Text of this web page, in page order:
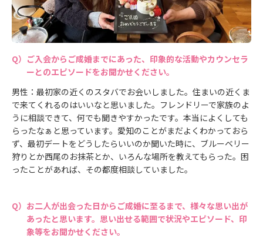
ご入会からご成婚までにあった、印象的な活動やカウンセラ
ーとのエピソードをお聞かせください。
男性：最初家の近くのスタバでお会いしました。住まいの近くま
で来てくれるのはいいなと思いました。フレンドリーで家族のよ
うに相談できて、何でも聞きやすかったです。本当によくしても
らったなぁと思っています。愛知のことがまだよくわかっておら
ず、最初デートをどうしたらいいのか聞いた時に、ブルーベリー
狩りとか西尾のお抹茶とか、いろんな場所を教えてもらった。困
ったことがあれば、その都度相談していました。
お二人が出会った日からご成婚に至るまで、様々な思い出が
あったと思います。思い出せる範囲で状況やエピソード、印
象等をお聞かせください。